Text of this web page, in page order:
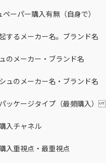
ーパー購入有無（自身で）
するメーカー名。ブランド名
のメーカー・ブランド名
ュのメーカー名・ブランド名
ッケージタイプ（最頻購入）
入チャネル
入重視点・最重視点